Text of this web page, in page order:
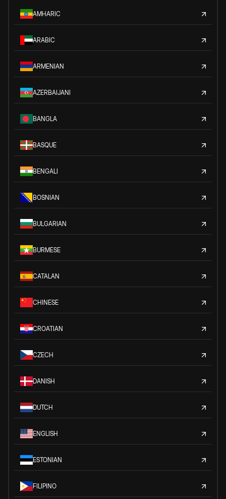
AMHARIC
ARABIC
ARMENIAN
AZERBAIJANI
BANGLA
BASQUE
BENGALI
BOSNIAN
BULGARIAN
BURMESE
CATALAN
CHINESE
CROATIAN
CZECH
DANISH
DUTCH
ENGLISH
ESTONIAN
FILIPINO